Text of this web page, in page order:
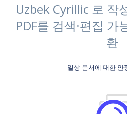
Uzbek Cyrillic 로 작
PDF를 검색·편집 가
환
일상 문서에 대한 안